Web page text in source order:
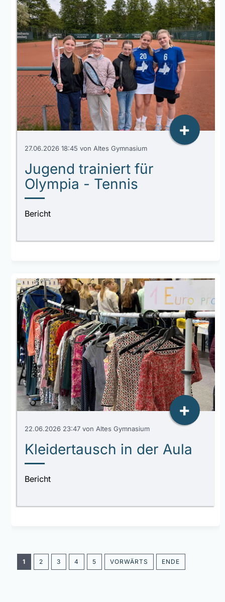
27.06.2026 18:45 von Altes Gymnasium
Jugend trainiert für
Olympia - Tennis
Bericht
+
22.06.2026 23:47 von Altes Gymnasium
Kleidertausch in der Aula
Bericht
+
1 2 3 4 5 VORWÄRTS ENDE